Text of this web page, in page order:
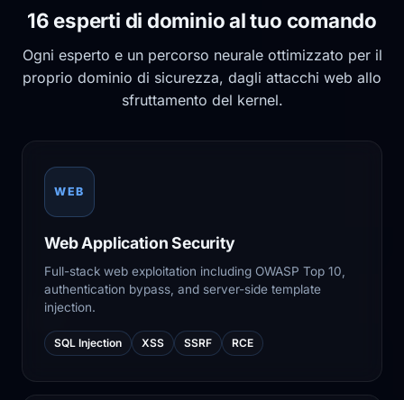
16 esperti di dominio al tuo comando
Ogni esperto e un percorso neurale ottimizzato per il
proprio dominio di sicurezza, dagli attacchi web allo
sfruttamento del kernel.
WEB
Web Application Security
Full-stack web exploitation including OWASP Top 10,
authentication bypass, and server-side template
injection.
SQL Injection XSS SSRF RCE